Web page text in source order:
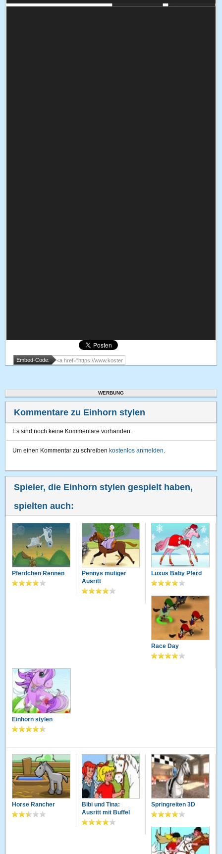
Embed-Code:
WERBUNG
Kommentare zu Einhorn stylen
Es sind noch keine Kommentare vorhanden.
Um einen Kommentar zu schreiben kostenlos anmelden.
Spieler, die Einhorn stylen gespielt haben,
spielten auch:
Pferdchen Rennen
Pennys mutiger
Ausritt
Luxus Baby Pferd
Race Day
Einhorn stylen
Horse Rancher
Bibi und Tina:
Ausritt mit Buffel
Springreiten 3D